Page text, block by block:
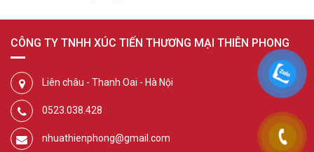
CÔNG TY TNHH XÚC TIẾN THƯƠNG MẠI THIÊN PHONG
Liên châu - Thanh Oai - Hà Nội
0523.038.428
nhuathienphong@gmail.com